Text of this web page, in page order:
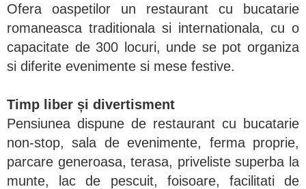
Ofera oaspetilor un restaurant cu bucatarie
romaneasca traditionala si internationala, cu o
capacitate de 300 locuri, unde se pot organiza
si diferite evenimente si mese festive.
Timp liber și divertisment
Pensiunea dispune de restaurant cu bucatarie
non-stop, sala de evenimente, ferma proprie,
parcare generoasa, terasa, priveliste superba la
munte, lac de pescuit, foisoare, facilitati de